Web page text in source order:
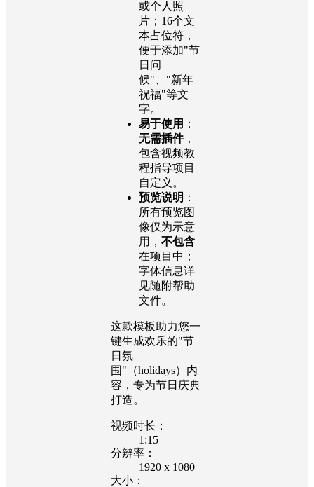
或个人照
片；16个文
本占位符，
便于添加"节
日问
候"、"新年
祝福"等文
字。
易于使用 ：
无需插件，
包含视频教
程指导项目
自定义。
预览说明 ：
所有预览图
像仅为示意
用， 不包含
在项目中；
字体信息详
见随附帮助
文件。
这款模板助力您一
键生成欢乐的"节
日氛
围"（holidays）内
容，专为节日庆典
打造。
视频时长：
1:15
分辨率：
1920 x 1080
大小：